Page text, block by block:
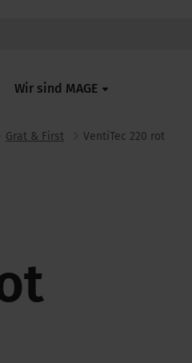
Wir sind MAGE
Grat & First VentiTec 220 rot